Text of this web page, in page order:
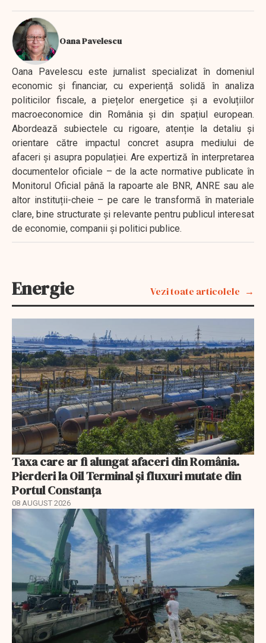
Oana Pavelescu
Oana Pavelescu este jurnalist specializat în domeniul
economic și financiar, cu experiență solidă în analiza
politicilor fiscale, a piețelor energetice și a evoluțiilor
macroeconomice din România și din spațiul european.
Abordează subiectele cu rigoare, atenție la detaliu și
orientare către impactul concret asupra mediului de
afaceri și asupra populației. Are expertiză în interpretarea
documentelor oficiale – de la acte normative publicate în
Monitorul Oficial până la rapoarte ale BNR, ANRE sau ale
altor instituții-cheie – pe care le transformă în materiale
clare, bine structurate și relevante pentru publicul interesat
de economie, companii și politici publice.
Energie Vezi toate articolele
Taxa care ar fi alungat afaceri din România.
Pierderi la Oil Terminal și fluxuri mutate din
Portul Constanța
08 AUGUST 2026